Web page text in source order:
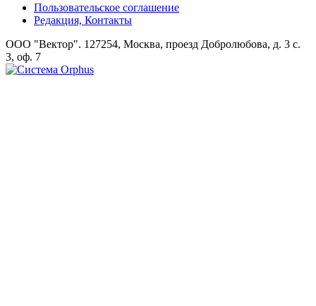
Пользовательское соглашение
Редакция, Контакты
ООО "Вектор". 127254, Москва, проезд Добролюбова, д. 3 с.
3, оф. 7